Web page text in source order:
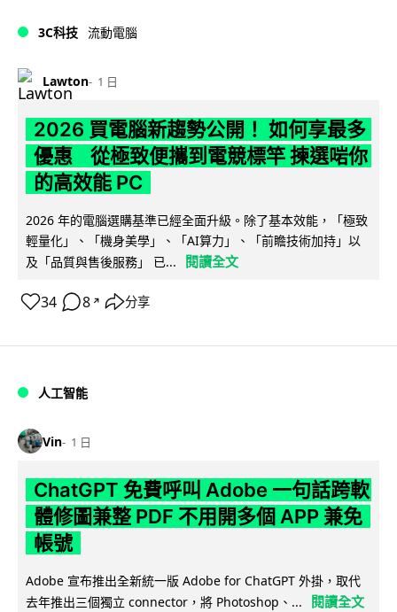
3C科技 流動電腦
Lawton 1 日
2026 買電腦新趨勢公開！ 如何享最多
優惠 從極致便攜到電競標竿 揀選啱你
的高效能 PC
2026 年的電腦選購基準已經全面升級。除了基本效能，「極致
輕量化」、「機身美學」、「AI算力」、「前瞻技術加持」以
及「品質與售後服務」 已...
閱讀全文
34 8 ↗ 分享
人工智能
Vin 1 日
ChatGPT 免費呼叫 Adobe 一句話跨軟
體修圖兼整 PDF 不用開多個 APP 兼免
帳號
Adobe 宣布推出全新統一版 Adobe for ChatGPT 外掛，取代
去年推出三個獨立 connector，將 Photoshop、...
閱讀全文